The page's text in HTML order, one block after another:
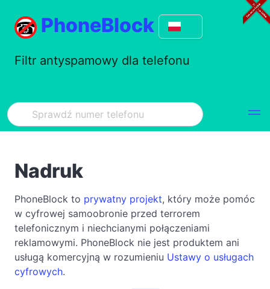
PhoneBlock
Filtr antyspamowy dla telefonu
Nadruk
PhoneBlock to prywatny projekt, który może pomóc
w cyfrowej samoobronie przed terrorem
telefonicznym i niechcianymi połączeniami
reklamowymi. PhoneBlock nie jest produktem ani
usługą komercyjną w rozumieniu Ustawy o usługach
cyfrowych.